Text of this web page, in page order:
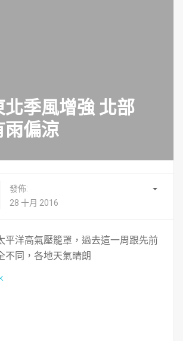
北季風增強 北部
雨偏涼
發佈:
28 十月 2016
平洋高氣壓籠罩，過去這一周跟先前
不同，各地天氣晴朗